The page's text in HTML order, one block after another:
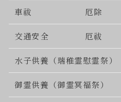
車祓 厄除
交通安全 厄祓
水子供養（瑞稚霊慰霊祭）
御霊供養（御霊冥福祭）